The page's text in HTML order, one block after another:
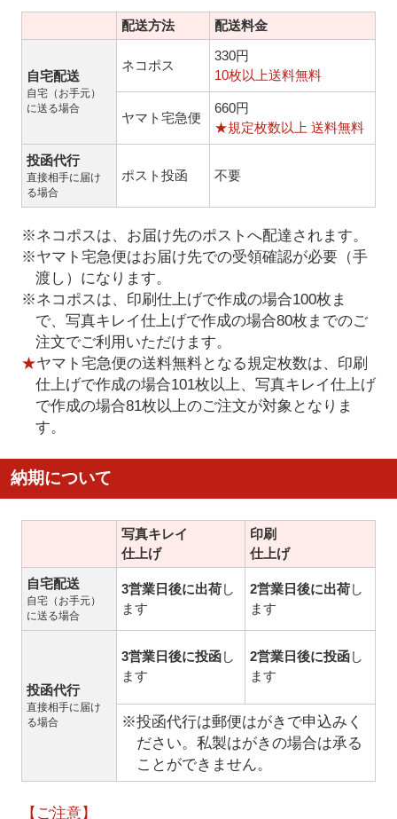
配送方法 配送料金
自宅配送
自宅（お手元）
に送る場合
ネコポス
330円
10枚以上送料無料
ヤマト宅急便
660円
★規定枚数以上 送料無料
投函代行
直接相手に届け
る場合
ポスト投函 不要
※ネコポスは、お届け先のポストへ配達されます。
※ヤマト宅急便はお届け先での受領確認が必要（手
渡し）になります。
※ネコポスは、印刷仕上げで作成の場合100枚ま
で、写真キレイ仕上げで作成の場合80枚までのご
注文でご利用いただけます。
★ヤマト宅急便の送料無料となる規定枚数は、印刷
仕上げで作成の場合101枚以上、写真キレイ仕上げ
で作成の場合81枚以上のご注文が対象となりま
す。
納期について
写真キレイ
仕上げ
印刷
仕上げ
自宅配送
自宅（お手元）
に送る場合
3営業日後に出荷し
ます
2営業日後に出荷し
ます
投函代行
直接相手に届け
る場合
3営業日後に投函し
ます
2営業日後に投函し
ます
※投函代行は郵便はがきで申込みく
ださい。私製はがきの場合は承る
ことができません。
【ご注意】